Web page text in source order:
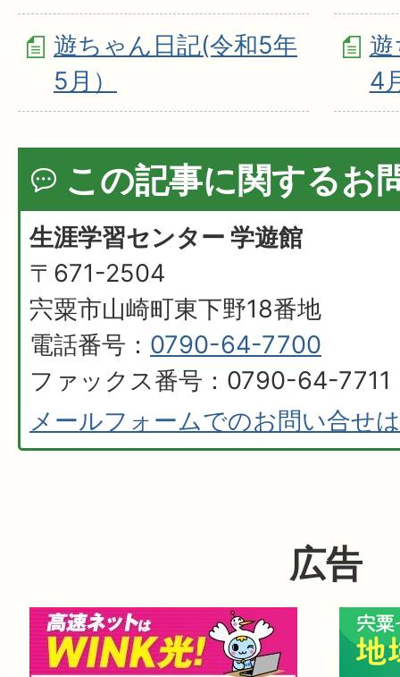
遊ちゃん日記(令和5年
5月）
4
この記事に関するお
生涯学習センター 学遊館
〒671-2504
宍粟市山崎町東下野18番地
電話番号： 0790-64-7700
ファックス番号：0790-64-7711
メールフォームでのお問い合せ
広告